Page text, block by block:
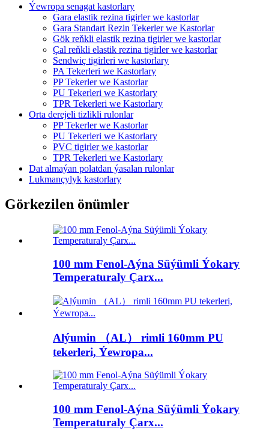
Ýewropa senagat kastorlary
Gara elastik rezina tigirler we kastorlar
Gara Standart Rezin Tekerler we Kastorlar
Gök reňkli elastik rezina tigirler we kastorlar
Çal reňkli elastik rezina tigirler we kastorlar
Sendwiç tigirleri we kastorlary
PA Tekerleri we Kastorlary
PP Tekerler we Kastorlar
PU Tekerleri we Kastorlary
TPR Tekerleri we Kastorlary
Orta derejeli tizlikli rulonlar
PP Tekerler we Kastorlar
PU Tekerleri we Kastorlary
PVC tigirler we kastorlar
TPR Tekerleri we Kastorlary
Dat almaýan polatdan ýasalan rulonlar
Lukmançylyk kastorlary
Görkezilen önümler
100 mm Fenol-Aýna Süýümli Ýokary
Temperaturaly Çarx...
Alýumin （AL） rimli 160mm PU
tekerleri, Ýewropa...
100 mm Fenol-Aýna Süýümli Ýokary
Temperaturaly Çarx...